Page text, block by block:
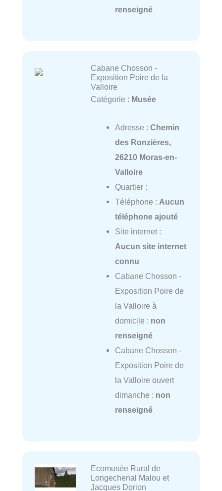
renseigné
Cabane Chosson -
Exposition Poire de la
Valloire
Catégorie : Musée
Adresse : Chemin
des Ronzières,
26210 Moras-en-
Valloire
Quartier :
Téléphone : Aucun
téléphone ajouté
Site internet :
Aucun site internet
connu
Cabane Chosson -
Exposition Poire de
la Valloire à
domicile : non
renseigné
Cabane Chosson -
Exposition Poire de
la Valloire ouvert
dimanche : non
renseigné
Ecomusée Rural de
Longechenal Malou et
Jacques Dorion